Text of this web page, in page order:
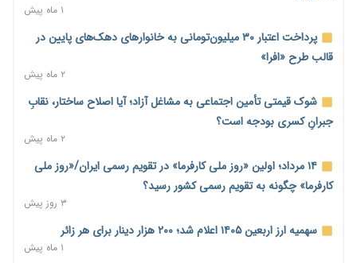
محدودیت تازه برای شبکه بانکی؛ افزایش سپرده قانونی با هدف
کنترل تورم
ترمز تولید خودرو کشیده شد؛ افت ۲۵ درصدی تیراژ ایران‌خودرو،
سایپا و پارس‌خودرو
۲ روز پیش
نماینده مجلس: توسعه مرزهای زمینی به راهبرد تأمین کالاهای
خانه کارگر قزوین: شکاف دستمزد و هزینه معیشت هر روز عمیق‌تر
۱ ماه پیش
پرداخت اعتبار ۳۰ میلیون‌تومانی به خانوارهای دهک‌های پایین در
قالب طرح «افرا»
۲ ماه پیش
شوک قیمتی تأمین اجتماعی به مشاغل آزاد؛ آیا اصلاح ساختار، نقابِ
جبرانِ کسری بودجه است؟
۲ ماه پیش
۱۴ مرداد؛ اولین «روز ملی کارفرما» در تقویم رسمی ایران/«روز ملی
کارفرما» چگونه به تقویم رسمی کشور رسید؟
۳ روز پیش
سهمیه ارز اربعین ۱۴۰۵ اعلام شد؛ ۲۰۰ هزار دینار برای هر زائر
۱ ماه پیش